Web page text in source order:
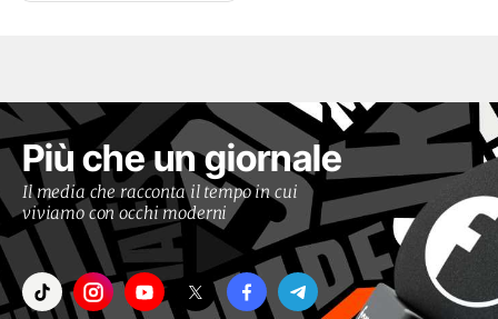
Più che un giornale
Il media che racconta il tempo in cui
viviamo con occhi moderni